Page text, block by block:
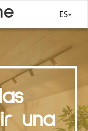
ES
una